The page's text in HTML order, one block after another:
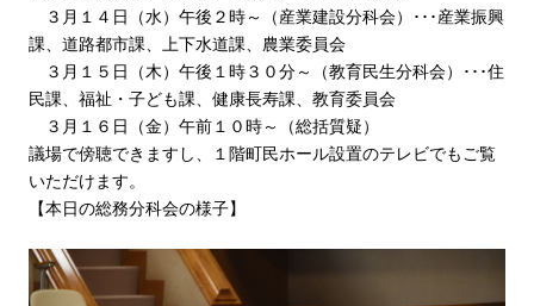
３月１４日（水）午後２時～（産業建設分科会）･･･産業振興
課、道路都市課、上下水道課、農業委員会
３月１５日（木）午後１時３０分～（教育民生分科会）･･･住
民課、福祉・子ども課、健康長寿課、教育委員会
３月１６日（金）午前１０時～（総括質疑）
議場で傍聴できますし、１階町民ホール設置のテレビでもご覧
いただけます。
【本日の総務分科会の様子】